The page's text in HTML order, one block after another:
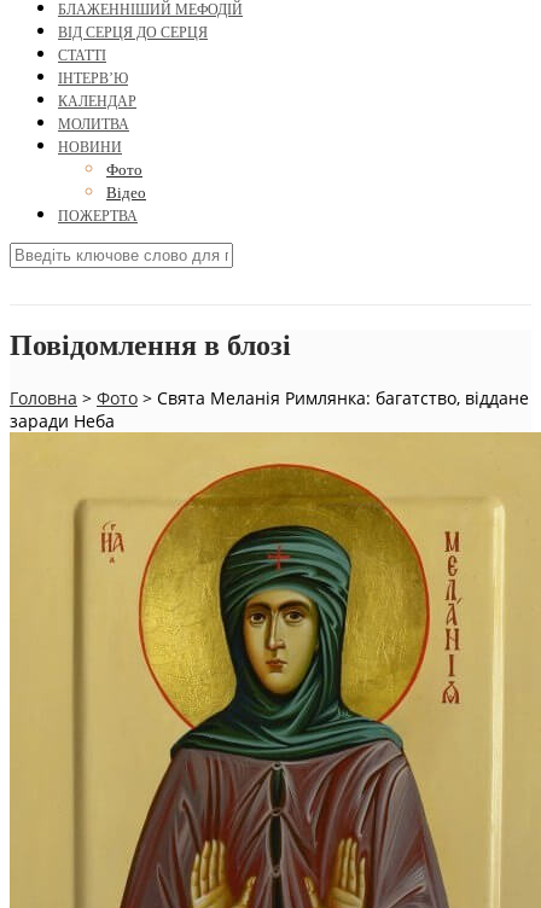
БЛАЖЕННІШИЙ МЕФОДІЙ
ВІД СЕРЦЯ ДО СЕРЦЯ
СТАТТІ
ІНТЕРВ’Ю
КАЛЕНДАР
МОЛИТВА
НОВИНИ
Фото
Відео
ПОЖЕРТВА
Повідомлення в блозі
Головна > Фото > Свята Меланія Римлянка: багатство, віддане
заради Неба